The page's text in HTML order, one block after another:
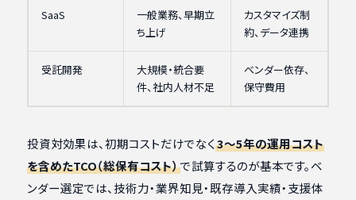
SaaS
一般業務、早期立
ち上げ
カスタマイズ制
約、データ連携
受託開発
大規模・統合要
件、社内人材不足
ベンダー依存、
保守費用
投資対効果は、初期コストだけでなく3〜5年の運用コスト
を含めたTCO（総保有コスト）で試算するのが基本です。ベ
ンダー選定では、技術力・業界知見・既存導入実績・支援体